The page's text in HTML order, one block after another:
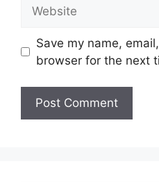
Save my name,
browser for the next